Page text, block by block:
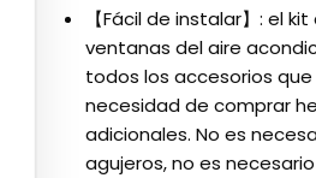
【Fácil de instalar】: el
ventanas del aire
todos los accesorios
necesidad de comprar
adicionales. No es
agujeros, no es